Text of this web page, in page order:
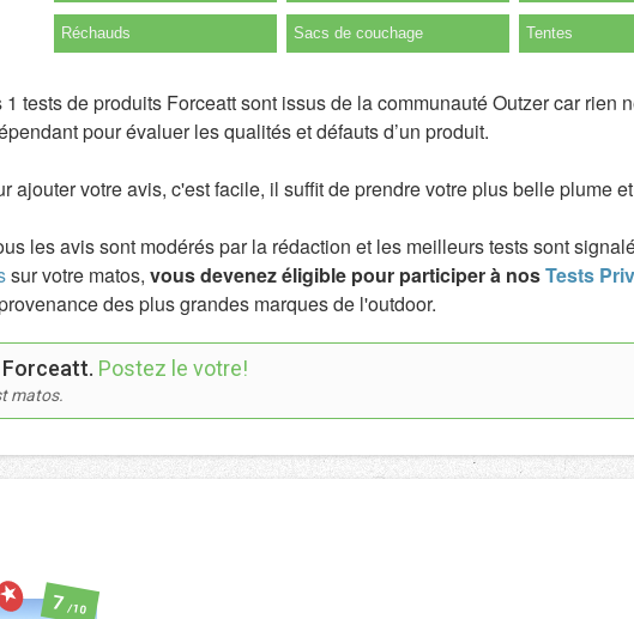
Réchauds Sacs de couchage Tentes
1 tests de produits Forceatt sont issus de la communauté Outzer car rien
pour évaluer les qualités et défauts d’un produit.
ajouter votre avis, c'est facile, il suffit de prendre votre plus belle plume
les avis sont modérés par la rédaction et les meilleurs tests sont
sur votre matos, vous devenez éligible pour participer à nosTests
des plus grandes marques de l'outdoor.
Postez le votre!
matos.
7/10